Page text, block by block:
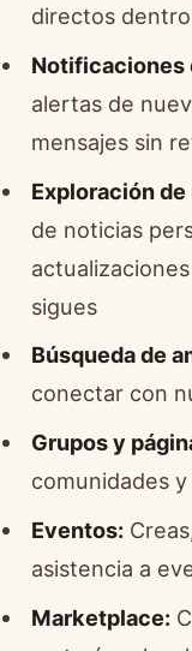
directos
Notificaciones
alertas de
mensajes sin
Exploración
de noticias
sigues
Búsqueda de
conectar con
Grupos y
comunidades
Eventos:
asistencia a
Marketplace: